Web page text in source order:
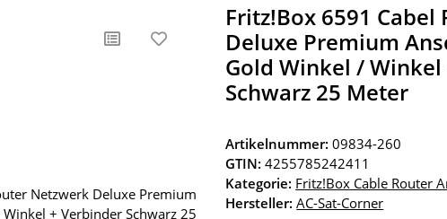
Fritz!Box 6591
Deluxe Premium
Gold Winkel /
Schwarz 25 Meter
Artikelnummer:09834-260
GTIN: 4255785242411
Kategorie: Fritz!Box Cable Router
Hersteller: AC-Sat-Corner